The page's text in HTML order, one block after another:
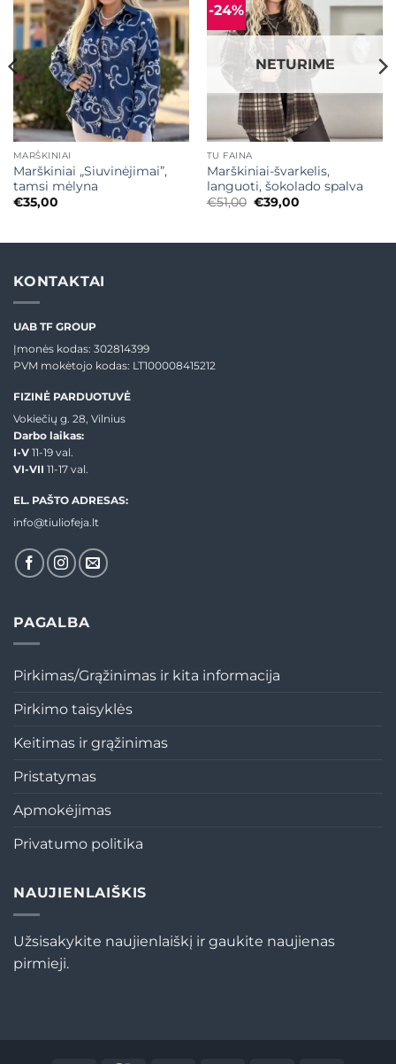
Mėgstamiausias
MARŠKINIAI
Marškiniai „Siuvinėjimai”,
tamsi mėlyna
€35,00
-24% Mėgstamiausias
NETURIME
TU FAINA
Marškiniai-švarkelis,
languoti, šokolado spalva
€51,00 Original
price
€39,00Current
KONTAKTAI
UAB TF GROUP
Įmonės kodas: 302814399
PVM mokėtojo kodas: LT100008415212
FIZINĖ PARDUOTUVĖ
Vokiečių g. 28, Vilnius
Darbo laikas:
I-V 11-19 val.
VI-VII 11-17 val.
EL. PAŠTO ADRESAS:
info@tiuliofeja.lt
PAGALBA
Pirkimas/Grąžinimas ir kita informacija
Pirkimo taisyklės
Keitimas ir grąžinimas
Pristatymas
Apmokėjimas
Privatumo politika
NAUJIENLAIŠKIS
Užsisakykite naujienlaiškį ir gaukite naujienas
pirmieji.